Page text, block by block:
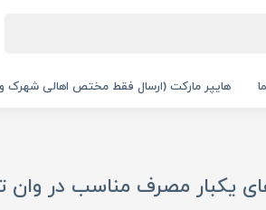
هایپر مارکت (ارسال فقط مختص اهالی شهرک
یکبار مصرف مناسب در وان